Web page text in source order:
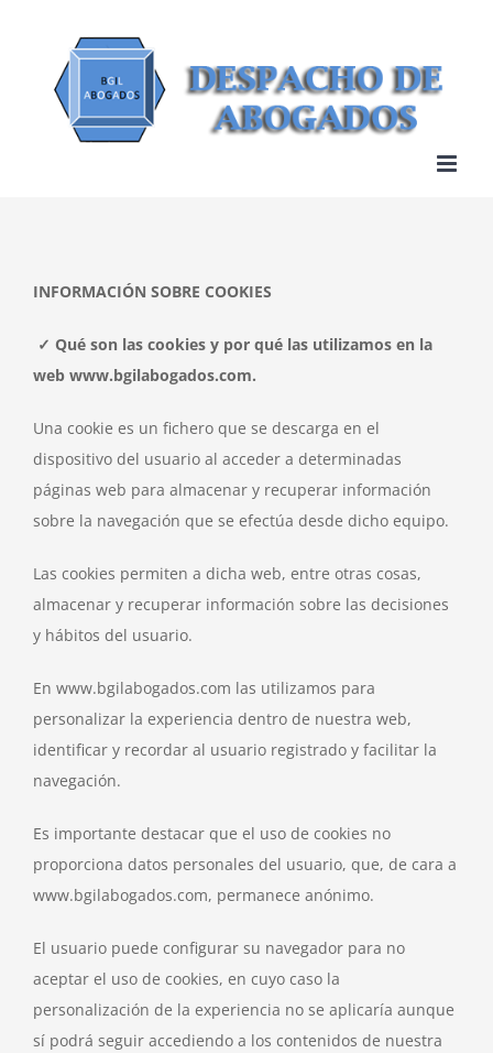
contenido
INFORMACIÓN SOBRE COOKIES
✓ Qué son las cookies y por qué las utilizamos en la
web www.bgilabogados.com.
Una cookie es un fichero que se descarga en el
dispositivo del usuario al acceder a determinadas
páginas web para almacenar y recuperar información
sobre la navegación que se efectúa desde dicho equipo.
Las cookies permiten a dicha web, entre otras cosas,
almacenar y recuperar información sobre las decisiones
y hábitos del usuario.
En www.bgilabogados.com las utilizamos para
personalizar la experiencia dentro de nuestra web,
identificar y recordar al usuario registrado y facilitar la
navegación.
Es importante destacar que el uso de cookies no
proporciona datos personales del usuario, que, de cara a
www.bgilabogados.com, permanece anónimo.
El usuario puede configurar su navegador para no
aceptar el uso de cookies, en cuyo caso la
personalización de la experiencia no se aplicaría aunque
sí podrá seguir accediendo a los contenidos de nuestra